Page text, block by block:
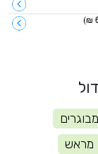
מראש